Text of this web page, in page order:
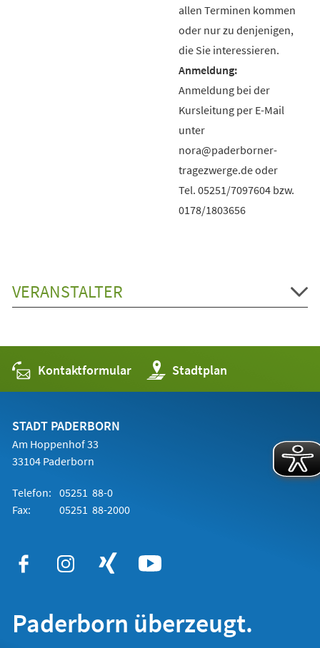
allen Terminen kommen
oder nur zu denjenigen,
die Sie interessieren.
Anmeldung bei der
Kursleitung per E-Mail
unter
nora@paderborner-
tragezwerge.de oder
Tel. 05251/7097604 bzw.
0178/1803656
VERANSTALTER
Kontaktformular Stadtplan
(Öffnet
in
einem
STADT PADERBORN
Am Hoppenhof 33
33104 Paderborn
Telefon: 05251 88-0
Fax:
05251 88-2000
Paderborn überzeugt.